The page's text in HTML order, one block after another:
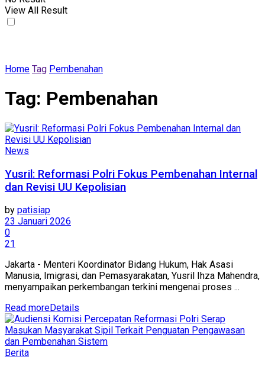
View All Result
Home Tag Pembenahan
Tag: Pembenahan
News
Yusril: Reformasi Polri Fokus Pembenahan Internal
dan Revisi UU Kepolisian
by patisiap
23 Januari 2026
0
21
Jakarta - Menteri Koordinator Bidang Hukum, Hak Asasi
Manusia, Imigrasi, dan Pemasyarakatan, Yusril Ihza Mahendra,
menyampaikan perkembangan terkini mengenai proses ...
Read moreDetails
Berita